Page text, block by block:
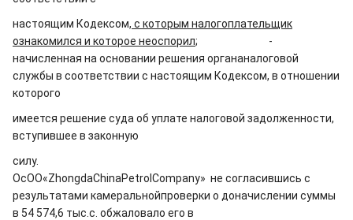
настоящим Кодексом, с которым налогоплательщик
ознакомился и которое неоспорил; -
начисленная на основании решения органаналоговой
службы в соответствии с настоящим Кодексом, в отношении
которого
имеется решение суда об уплате налоговой задолженности,
вступившее в законную
силу.
ОсОО«ZhongdaChinaPetrolCompany» не согласившись с
результатами камеральнойпроверки о доначислении суммы
в 54 574,6 тыс.с. обжаловало его в